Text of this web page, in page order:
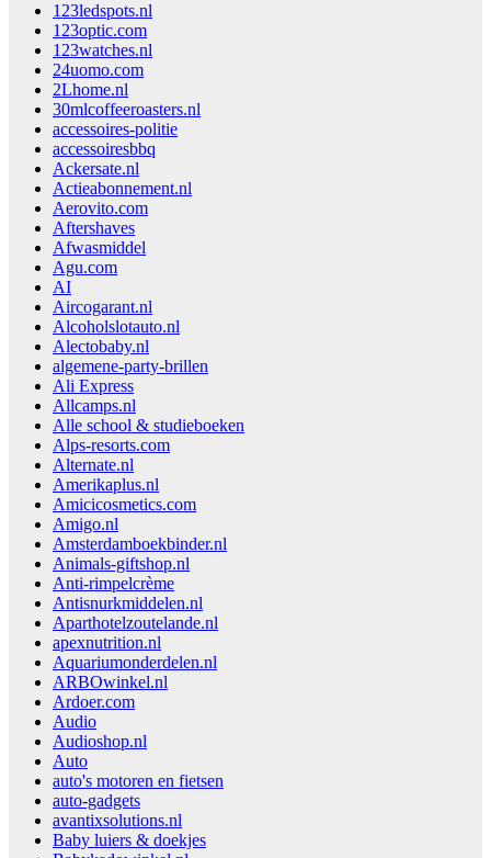
123ledspots.nl
123optic.com
123watches.nl
24uomo.com
2Lhome.nl
30mlcoffeeroasters.nl
accessoires-politie
accessoiresbbq
Ackersate.nl
Actieabonnement.nl
Aerovito.com
Aftershaves
Afwasmiddel
Agu.com
AI
Aircogarant.nl
Alcoholslotauto.nl
Alectobaby.nl
algemene-party-brillen
Ali Express
Allcamps.nl
Alle school & studieboeken
Alps-resorts.com
Alternate.nl
Amerikaplus.nl
Amicicosmetics.com
Amigo.nl
Amsterdamboekbinder.nl
Animals-giftshop.nl
Anti-rimpelcrème
Antisnurkmiddelen.nl
Aparthotelzoutelande.nl
apexnutrition.nl
Aquariumonderdelen.nl
ARBOwinkel.nl
Ardoer.com
Audio
Audioshop.nl
Auto
auto's motoren en fietsen
auto-gadgets
avantixsolutions.nl
Baby luiers & doekjes